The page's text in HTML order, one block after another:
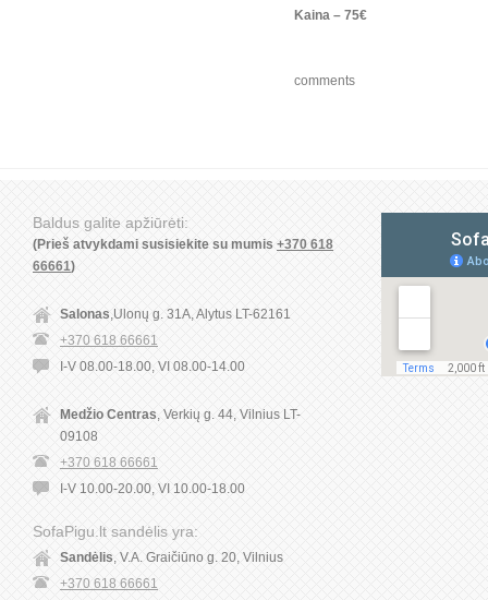
Kaina – 75€
comments
Baldus galite apžiūrėti:
(Prieš atvykdami susisiekite su mumis +370 618
66661)
Salonas ,Ulonų g. 31A, Alytus LT-62161
+370 618 66661
I-V 08.00-18.00, VI 08.00-14.00
Medžio Centras , Verkių g. 44, Vilnius LT-
09108
+370 618 66661
I-V 10.00-20.00, VI 10.00-18.00
SofaPigu.lt sandėlis yra:
Sandėlis , V.A. Graičiūno g. 20, Vilnius
+370 618 66661